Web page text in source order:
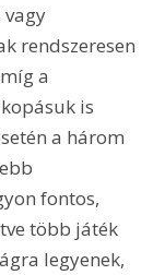
vagy
rendszeresen
a
is
a három
fontos,
több játék
legyenek,